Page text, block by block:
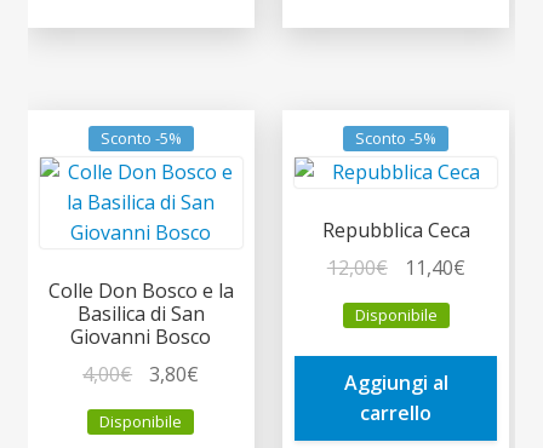
Sconto -5%
Colle Don Bosco e la
Basilica di San
Giovanni Bosco
4,00€
prezzo
originale
3,80€
Disponibile
Sconto -5%
Repubblica Ceca
12,00€
prezzo
originale
era:
12,00€.
11,40€Il
è:
Disponibile
Aggiungi al
carrello